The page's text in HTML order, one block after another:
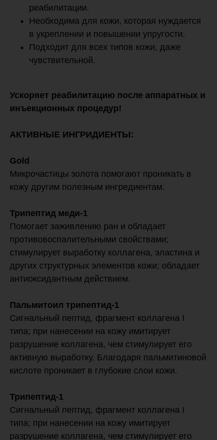
реабилитации.
Необходима для кожи, которая нуждается
в укреплении и повышении упругости.
Подходит для всех типов кожи, даже
чувствительной.
Ускоряет реабилитацию после аппаратных и
инъекционных процедур!
АКТИВНЫЕ ИНГРИДИЕНТЫ:
Gold
Микрочастицы золота помогают проникать в
кожу другим полезным ингредиентам.
Трипептид меди-1
Помогает заживлению ран и обладает
противовоспалительными свойствами;
стимулирует выработку коллагена, эластина и
других структурных элементов кожи; обладает
антиоксидантным действием.
Пальмитоил трипептид-1
Сигнальный пептид, фрагмент коллагена I
типа; при нанесении на кожу имитирует
разрушение коллагена, чем стимулирует его
активную выработку. Благодаря пальмитиновой
кислоте проникает в глубокие слои кожи.
Трипептид-1
Сигнальный пептид, фрагмент коллагена I
типа; при нанесении на кожу имитирует
разрушение коллагена, чем стимулирует его